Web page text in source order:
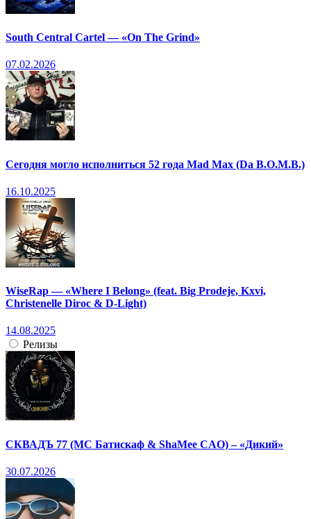
South Central Cartel — «On The Grind»
07.02.2026
Сегодня могло исполниться 52 года Mad Max (Da B.O.M.B.)
16.10.2025
WiseRap — «Where I Belong» (feat. Big Prodeje, Kxvi,
Christenelle Diroc & D-Light)
14.08.2025
Релизы
СКВАДЪ 77 (МС Батискаф & ShaMee CAO) – «Дикий»
30.07.2026